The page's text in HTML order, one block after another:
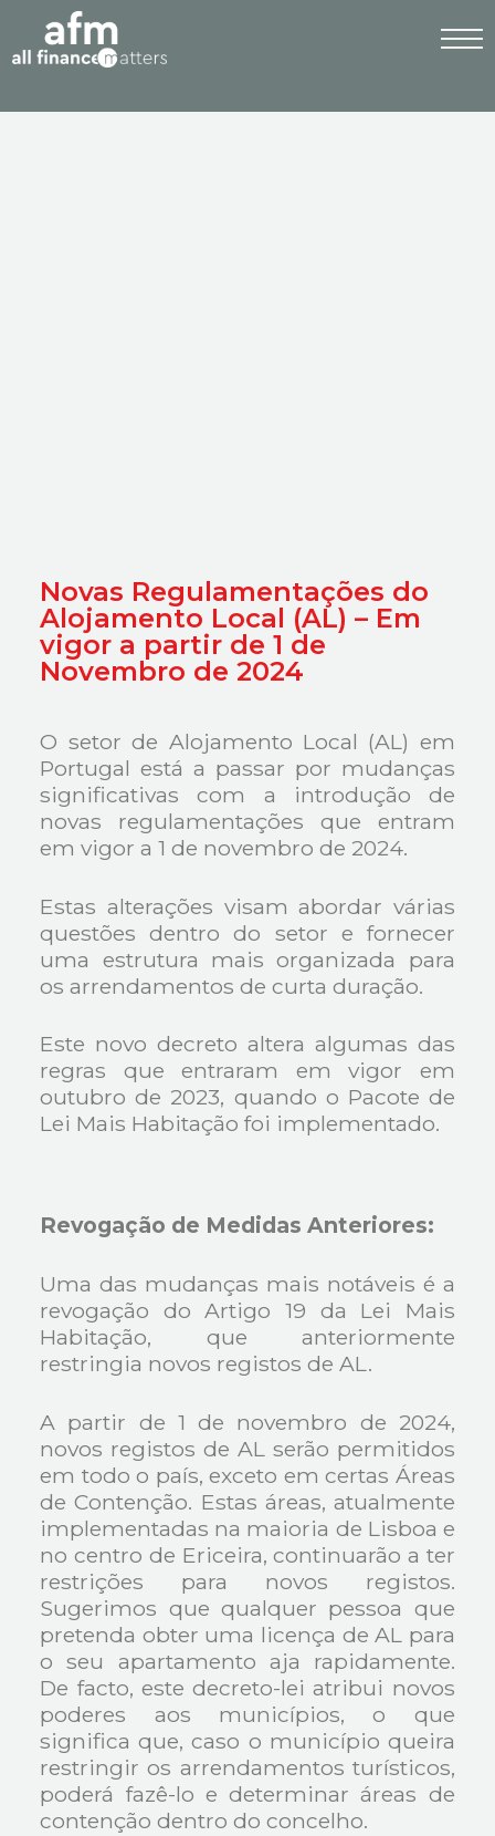
Novas Regulamentações do
Alojamento Local (AL) – Em
vigor a partir de 1 de
Novembro de 2024
O setor de Alojamento Local (AL) em
Portugal está a passar por mudanças
significativas com a introdução de
novas regulamentações que entram
em vigor a 1 de novembro de 2024.
Estas alterações visam abordar várias
questões dentro do setor e fornecer
uma estrutura mais organizada para
os arrendamentos de curta duração.
Este novo decreto altera algumas das
regras que entraram em vigor em
outubro de 2023, quando o Pacote de
Lei Mais Habitação foi implementado.
Revogação de Medidas Anteriores:
Uma das mudanças mais notáveis é a
revogação do Artigo 19 da Lei Mais
Habitação, que anteriormente
restringia novos registos de AL.
A partir de 1 de novembro de 2024,
novos registos de AL serão permitidos
em todo o país, exceto em certas Áreas
de Contenção. Estas áreas, atualmente
implementadas na maioria de Lisboa e
no centro de Ericeira, continuarão a ter
restrições para novos registos.
Sugerimos que qualquer pessoa que
pretenda obter uma licença de AL para
o seu apartamento aja rapidamente.
De facto, este decreto-lei atribui novos
poderes aos municípios, o que
significa que, caso o município queira
restringir os arrendamentos turísticos,
poderá fazê-lo e determinar áreas de
contenção dentro do concelho.